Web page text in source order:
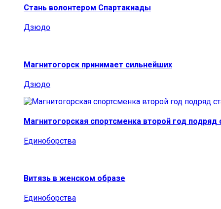
Стань волонтером Спартакиады
Дзюдо
Магнитогорск принимает сильнейших
Дзюдо
Магнитогорская спортсменка второй год подряд
Единоборства
Витязь в женском образе
Единоборства